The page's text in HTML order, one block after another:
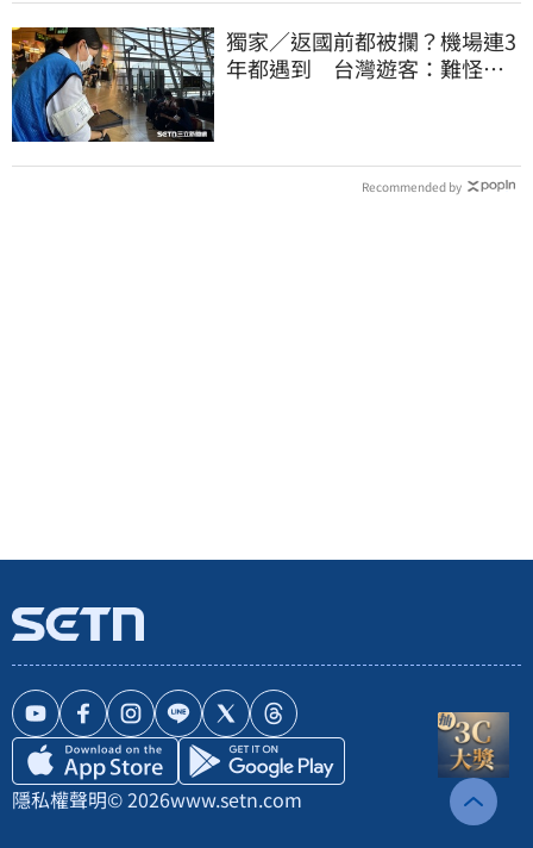
獨家／返國前都被攔？機場連3
年都遇到 台灣遊客：難怪日
Recommended by
隱私權聲明© 2026www.setn.com